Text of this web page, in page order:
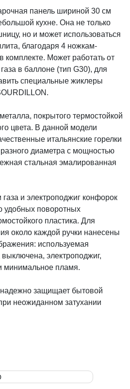
панель шириной 30 см
кухне. Она не только
но и может использоваться
благодаря 4 ножкам-
комплекте. Может работать от
в баллоне (тип G30), для
специальные жиклеры
покрытого термостойкой
цвета. В данной модели
итальянские горелки
диаметра с мощностью
стальная эмалированная
и электроподжиг конфорок
удобных поворотных
пластика. Для
около каждой ручки нанесены
используемая
электроподжиг,
минимальное пламя.
защищает бытовой
неожиданном затухании